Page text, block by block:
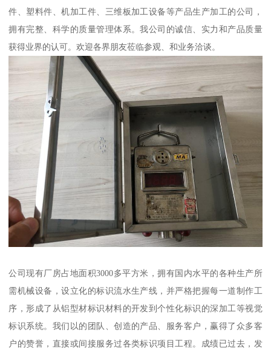
件、塑料件、机加工件、三维板加工设备等产品生产加工的公司，
拥有完整、科学的质量管理体系。我公司的诚信、实力和产品质量
获得业界的认可。欢迎各界朋友莅临参观、和业务洽谈。
公司现有厂房占地面积3000多平方米，拥有国内水平的各种生产所
需机械设备，设立化的标识流水生产线，并严格把握每一道制作工
序，形成了从铝型材标识材料的开发到个性化标识的深加工等视觉
标识系统。我们以的团队、创造的产品、服务客户，赢得了众多客
户的赞誉，直接或间接服务过各类标识项目工程。成绩已过去，发